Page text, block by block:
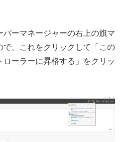
ーマネージャーの右上の旗マ
で、これをクリックして「この
ーラーに昇格する」をクリッ